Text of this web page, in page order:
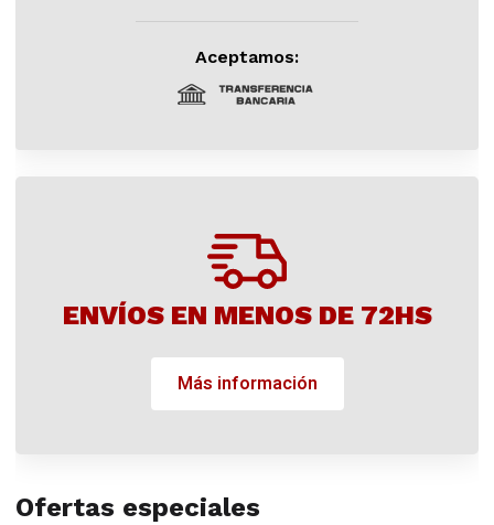
Aceptamos:
ENVÍOS EN MENOS DE 72HS
Más información
Ofertas especiales